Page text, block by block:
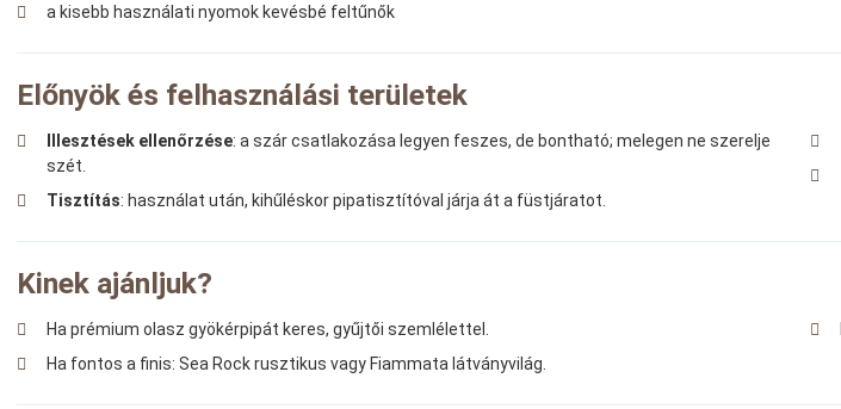
a kisebb használati nyomok kevésbé feltűnők
Előnyök és felhasználási területek
Illesztések ellenőrzése: a szár csatlakozása legyen feszes, de bontható; melegen ne szerelje
szét.
Tisztítás: használat után, kihűléskor pipatisztítóval járja át a füstjáratot.
Kinek ajánljuk?
Ha prémium olasz gyökérpipát keres, gyűjtői szemlélettel.
Ha fontos a finis: Sea Rock rusztikus vagy Fiammata látványvilág.